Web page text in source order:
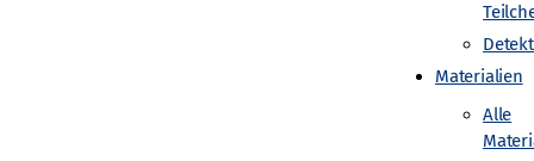
Materialien
Alle
Workshop nachgehen und dabei unser
können, müssen wir zunächst einmal